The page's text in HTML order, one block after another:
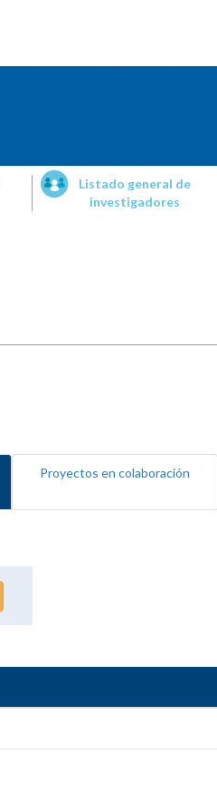
Listado general de
investigadores
Proyectos en colaboración